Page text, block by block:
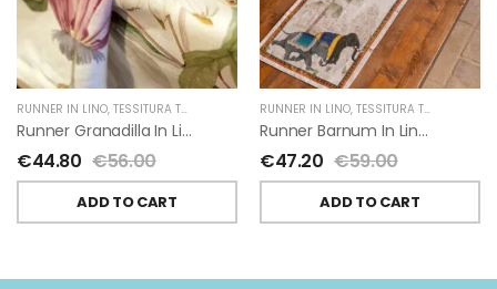
RUNNER IN LINO, TESSITURA TOSCANA TELERIE
Runner Granadilla In Lino Di Tessitura Toscana Telerie
€44.80 €56.00
ADD TO CART
RUNNER IN LINO, TESSITURA TOSCANA TELERIE
Runner Barnum In Lino Di Tessitura Toscana Telerie
€47.20 €59.00
ADD TO CART